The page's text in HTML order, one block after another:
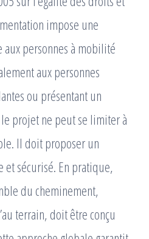
impose une
personnes à mobilité
aux personnes
ou présentant un
projet ne peut se limiter à
Il doit proposer un
sécurisé. En pratique,
du cheminement,
terrain, doit être conçu